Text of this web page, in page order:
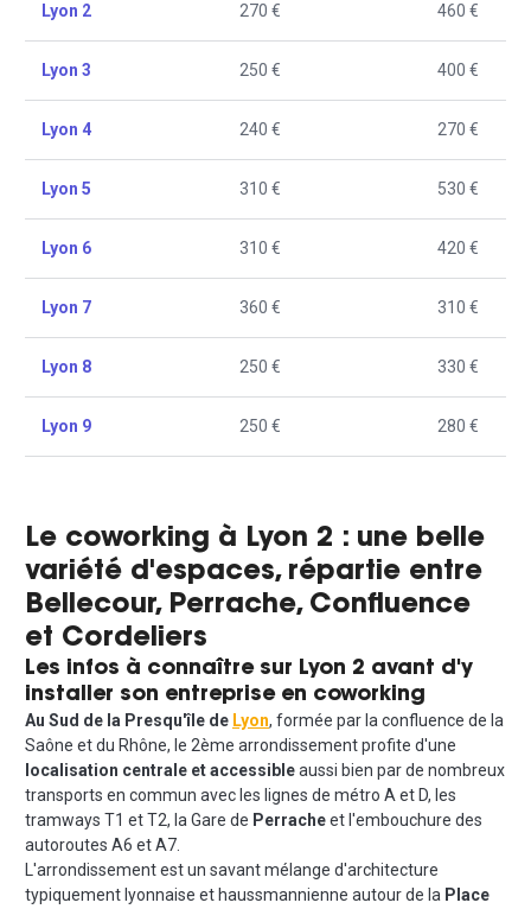
Lyon 2 270 € 460 €
Lyon 3 250 € 400 €
Lyon 4 240 € 270 €
Lyon 5 310 € 530 €
Lyon 6 310 € 420 €
Lyon 7 360 € 310 €
Lyon 8 250 € 330 €
Lyon 9 250 € 280 €
Le coworking à Lyon 2 : une belle
variété d'espaces, répartie entre
Bellecour, Perrache, Confluence
et Cordeliers
Les infos à connaître sur Lyon 2 avant d'y
installer son entreprise en coworking
Au Sud de la Presqu'île de Lyon, formée par la confluence de la
Saône et du Rhône, le 2ème arrondissement profite d'une
localisation centrale et accessibleaussi bien par de nombreux
transports en commun avec les lignes de métro A et D, les
tramways T1 et T2, la Gare de Perracheet l'embouchure des
autoroutes A6 et A7.
L'arrondissement est un savant mélange d'architecture
typiquement lyonnaise et haussmannienne autour de la Place